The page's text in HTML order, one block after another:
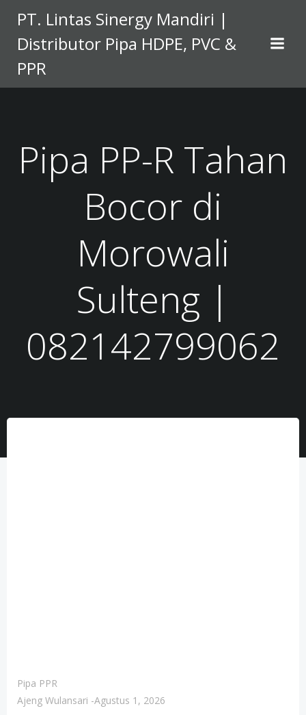
to
content
PT. Lintas Sinergy Mandiri |
Distributor Pipa HDPE, PVC &
PPR
Pipa PP-R Tahan
Bocor di
Morowali
Sulteng |
082142799062
Pipa PPR
Ajeng Wulansari -Agustus 1, 2026